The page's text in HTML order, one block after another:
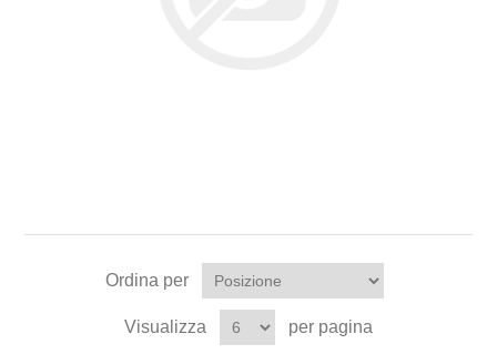
Ordina per
Visualizza per pagina